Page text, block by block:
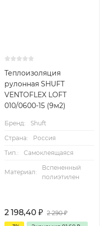
Теплоизоляция
рулонная SHUFT
VENTOFLEX LOFT
010/0600-15 (9м2)
Бренд:
Shuft
Страна:
Россия
Тип.:
Самоклеящаяся
Материал:
Вспененный
полиэтилен
2 198,40 ₽ 2 290₽